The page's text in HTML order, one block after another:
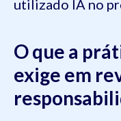
utilizado IA no
O que a
exige em